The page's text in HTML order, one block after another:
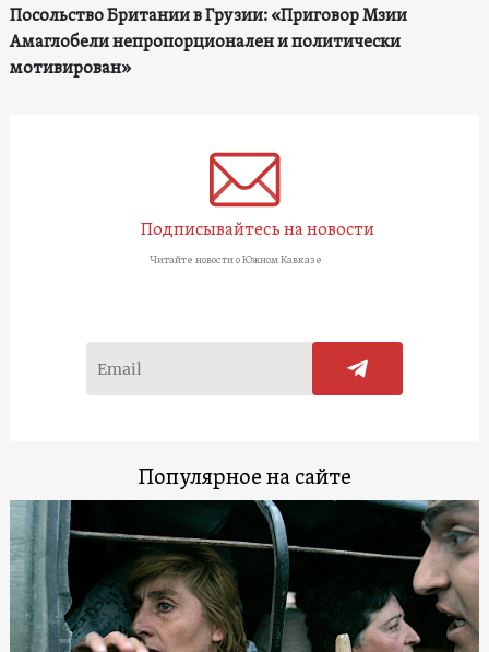
Посольство Британии в Грузии: «Приговор Мзии
Амаглобели непропорционален и политически
мотивирован»
Подписывайтесь на новости
Читайте новости о Южном Кавказе
Популярное на сайте